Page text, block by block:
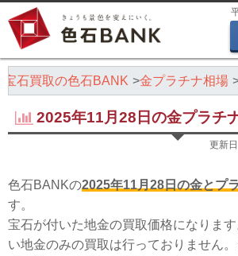
宝石買取の色石BANK 金プラチナ相場
2025年11月28日の金プラチ
更新日
色石BANKの2025年11月28日の金とプ
す。
宝石が付いた地金の買取価格になりま
い地金のみの買取は行っておりません